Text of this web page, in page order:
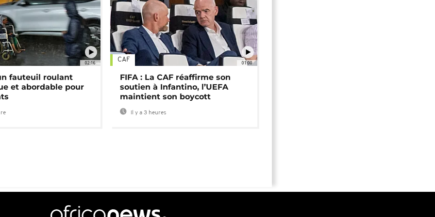
02:16
fauteuil roulant
et abordable pour
01:00
CAF
FIFA : La CAF réaffirme son
soutien à Infantino, l’UEFA
maintient son boycott
Il y a 3 heures